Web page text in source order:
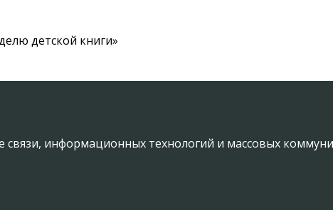
детской книги»
связи, информационных технологий и массовых